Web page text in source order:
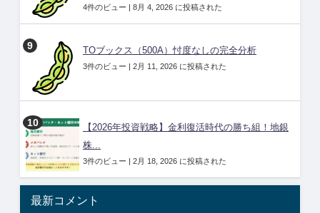
4件のビュー | 8月 4, 2026 に投稿された
TOブックス（500A）忖度なしの完全分析
3件のビュー | 2月 11, 2026 に投稿された
【2026年投資戦略】金利復活時代の勝ち組！地銀
株...
3件のビュー | 2月 18, 2026 に投稿された
最新コメント